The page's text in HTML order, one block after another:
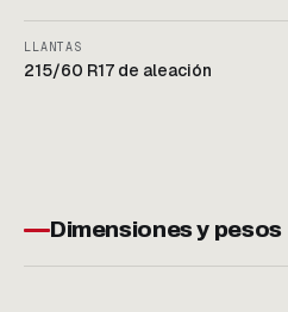
LLANTAS
215/60 R17 de aleación
Dimensiones y pesos